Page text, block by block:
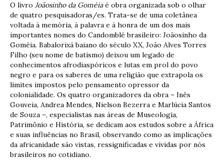
O livro Joãosinho da Goméiaé obra organizada sob o olhar
de quatro pesquisadoras/es. Trata-se de uma coletânea
voltada à memória, à palavra e à honra de um dos mais
importantes nomes do Candomblé brasileiro: Joãosinho da
Goméia. Babalorixá baiano do século XX, João Alves Torres
Filho (seu nome de batismo) deixou um legado de
conhecimentos afrodiaspóricos e lutas em prol do povo
negro e para os saberes de uma religião que extrapola os
limites impostos pelo pensamento opressor da
colonialidade. Os quatro organizadores da obra – Inês
Gouveia, Andrea Mendes, Nielson Bezerra e Marlúcia Santos
de Souza –, especialistas nas áreas de Museologia,
Patrimônio e História, se dedicam aos estudos sobre a África
e suas influências no Brasil, observando como as implicações
da africanidade são vistas, ressignificadas e vividas por nós
brasileiros no cotidiano.